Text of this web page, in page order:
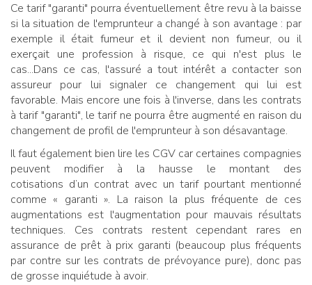
Ce tarif "garanti" pourra éventuellement être revu à la baisse
si la situation de l'emprunteur a changé à son avantage : par
exemple il était fumeur et il devient non fumeur, ou il
exerçait une profession à risque, ce qui n'est plus le
cas...Dans ce cas, l'assuré a tout intérêt a contacter son
assureur pour lui signaler ce changement qui lui est
favorable. Mais encore une fois à l'inverse, dans les contrats
à tarif "garanti", le tarif ne pourra être augmenté en raison du
changement de profil de l'emprunteur à son désavantage.
Il faut également bien lire les CGV car certaines compagnies
peuvent modifier à la hausse le montant des
cotisations d’un contrat avec un tarif pourtant mentionné
comme « garanti ». La raison la plus fréquente de ces
augmentations est l'augmentation pour mauvais résultats
techniques. Ces contrats restent cependant rares en
assurance de prêt à prix garanti (beaucoup plus fréquents
par contre sur les contrats de prévoyance pure), donc pas
de grosse inquiétude à avoir.